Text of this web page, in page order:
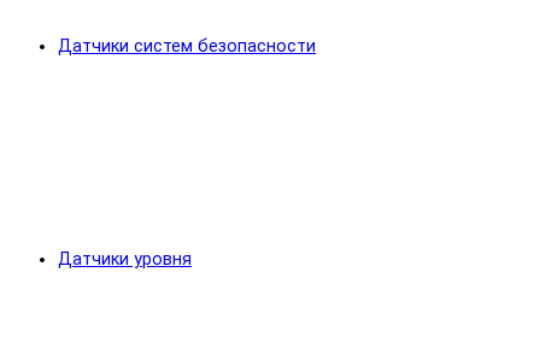
Датчики систем безопасности
Датчики уровня